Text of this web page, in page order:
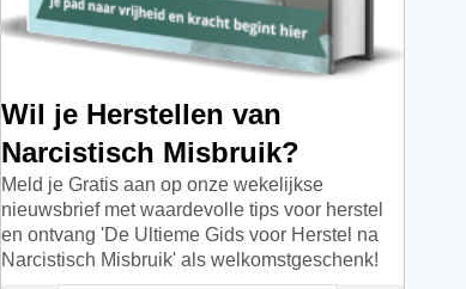
Wil je Herstellen van
Narcistisch Misbruik?
Meld je Gratis aan op onze wekelijkse
nieuwsbrief met waardevolle tips voor herstel
en ontvang 'De Ultieme Gids voor Herstel na
Narcistisch Misbruik' als welkomstgeschenk!